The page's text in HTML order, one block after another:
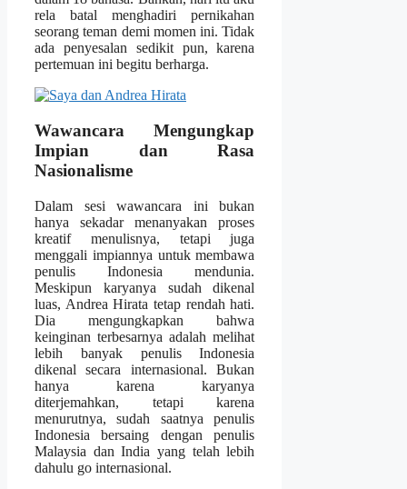
rela batal menghadiri pernikahan
seorang teman demi momen ini. Tidak
ada penyesalan sedikit pun, karena
pertemuan ini begitu berharga.
Wawancara Mengungkap
Impian dan Rasa
Nasionalisme
Dalam sesi wawancara ini bukan
hanya sekadar menanyakan proses
kreatif menulisnya, tetapi juga
menggali impiannya untuk membawa
penulis Indonesia mendunia.
Meskipun karyanya sudah dikenal
luas, Andrea Hirata tetap rendah hati.
Dia mengungkapkan bahwa
keinginan terbesarnya adalah melihat
lebih banyak penulis Indonesia
dikenal secara internasional. Bukan
hanya karena karyanya
diterjemahkan, tetapi karena
menurutnya, sudah saatnya penulis
Indonesia bersaing dengan penulis
Malaysia dan India yang telah lebih
dahulu go internasional.